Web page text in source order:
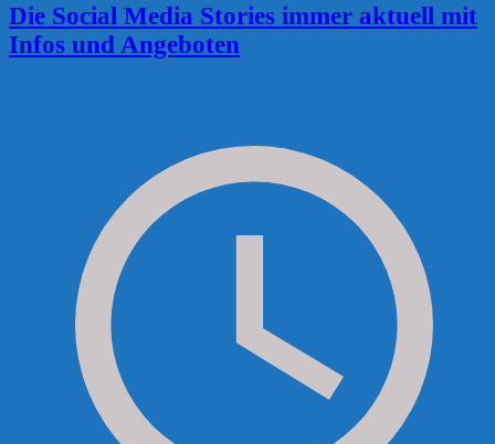
Die Social Media Stories immer aktuell mit
Infos und Angeboten